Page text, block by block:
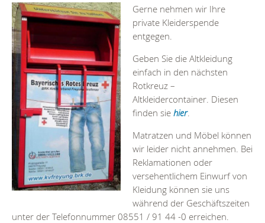
Gerne nehmen wir Ihre
private Kleiderspende
entgegen.
Geben Sie die Altkleidung
einfach in den nächsten
Rotkreuz –
Altkleidercontainer. Diesen
finden sie hier.
Matratzen und Möbel können
wir leider nicht annehmen. Bei
Reklamationen oder
versehentlichem Einwurf von
Kleidung können sie uns
während der Geschäftszeiten
unter der Telefonnummer 08551 / 91 44 -0 erreichen.